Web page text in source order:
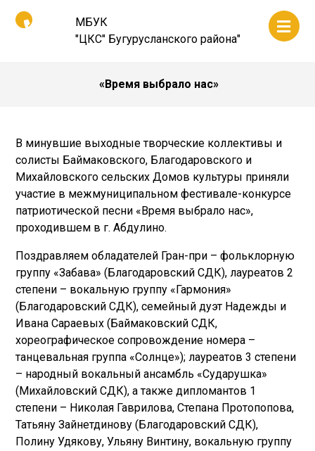
МБУК
"ЦКС" Бугурусланского района"
«Время выбрало нас»
В минувшие выходные творческие коллективы и
солисты Баймаковского, Благодаровского и
Михайловского сельских Домов культуры приняли
участие в межмуниципальном фестивале-конкурсе
патриотической песни «Время выбрало нас»,
проходившем в г. Абдулино.
Поздравляем обладателей Гран-при – фольклорную
группу «Забава» (Благодаровский СДК), лауреатов 2
степени – вокальную группу «Гармония»
(Благодаровский СДК), семейный дуэт Надежды и
Ивана Сараевых (Баймаковский СДК,
хореографическое сопровождение номера –
танцевальная группа «Солнце»); лауреатов 3 степени
– народный вокальный ансамбль «Сударушка»
(Михайловский СДК), а также дипломантов 1
степени – Николая Гаврилова, Степана Протопопова,
Татьяну Зайнетдинову (Благодаровский СДК),
Полину Удякову, Ульяну Винтину, вокальную группу